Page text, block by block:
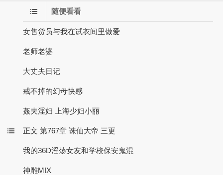
随便看看
女售货员与我在试衣间里做爱
老师老婆
大丈夫日记
戒不掉的幻母快感
姦夫淫妇 上海少妇小丽
正文 第767章 诛仙大帝 三更
我的36D淫荡女友和学校保安鬼混
神雕MIX